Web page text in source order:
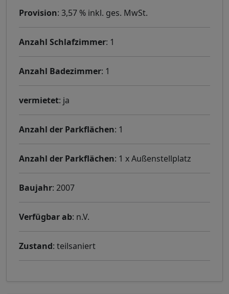
Provision: 3,57 % inkl. ges. MwSt.
Anzahl Schlafzimmer: 1
Anzahl Badezimmer: 1
vermietet: ja
Anzahl der Parkflächen: 1
Anzahl der Parkflächen: 1 x Außenstellplatz
Baujahr: 2007
Verfügbar ab: n.V.
Zustand: teilsaniert